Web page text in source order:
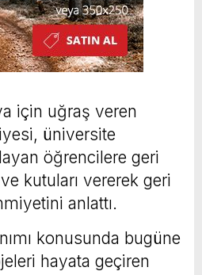
için uğraş veren
üniversite
öğrencilere geri
kutuları vererek geri
anlattı.
konusunda bugüne
hayata geçiren